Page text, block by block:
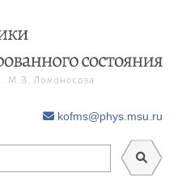
kofms@phys.msu.ru